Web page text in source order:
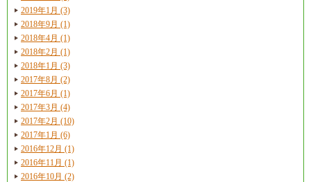
2019年1月 (3)
2018年9月 (1)
2018年4月 (1)
2018年2月 (1)
2018年1月 (3)
2017年8月 (2)
2017年6月 (1)
2017年3月 (4)
2017年2月 (10)
2017年1月 (6)
2016年12月 (1)
2016年11月 (1)
2016年10月 (2)